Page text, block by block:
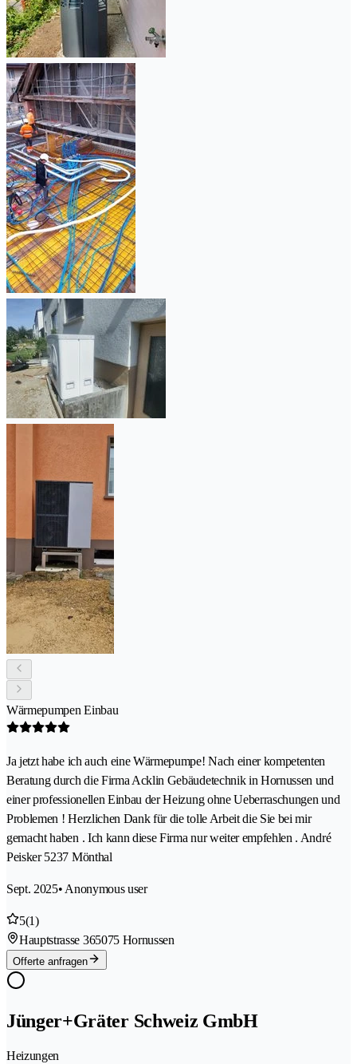
Wärmepumpen Einbau
Ja jetzt habe ich auch eine Wärmepumpe! Nach einer kompetenten
Beratung durch die Firma Acklin Gebäudetechnik in Hornussen und
einer professionellen Einbau der Heizung ohne Ueberraschungen und
Problemen ! Herzlichen Dank für die tolle Arbeit die Sie bei mir
gemacht haben . Ich kann diese Firma nur weiter empfehlen . André
Peisker 5237 Mönthal
Sept. 2025• Anonymous user
5(1)
Hauptstrasse 365075 Hornussen
Offerte anfragen
Jünger+Gräter Schweiz GmbH
Heizungen